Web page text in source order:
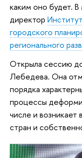
каким оно будет.
директор
городского
регионального
Открыла сессию
Лебедева. Она
порядка
процессы
числе и
стран и